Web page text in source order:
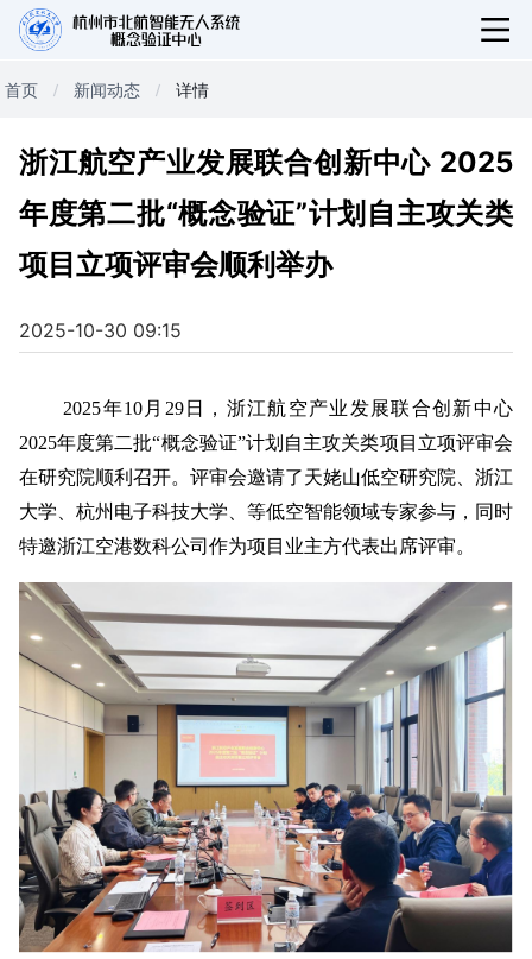
首页 新闻动态 详情
浙江航空产业发展联合创新中心 2025
年度第二批“概念验证”计划自主攻关类
项目立项评审会顺利举办
2025-10-30 09:15
2025年10月29日，浙江航空产业发展联合创新中心
2025年度第二批“概念验证”计划自主攻关类项目立项评审会
在研究院顺利召开。评审会邀请了天姥山低空研究院、浙江
大学、杭州电子科技大学、等低空智能领域专家参与，同时
特邀浙江空港数科公司作为项目业主方代表出席评审。